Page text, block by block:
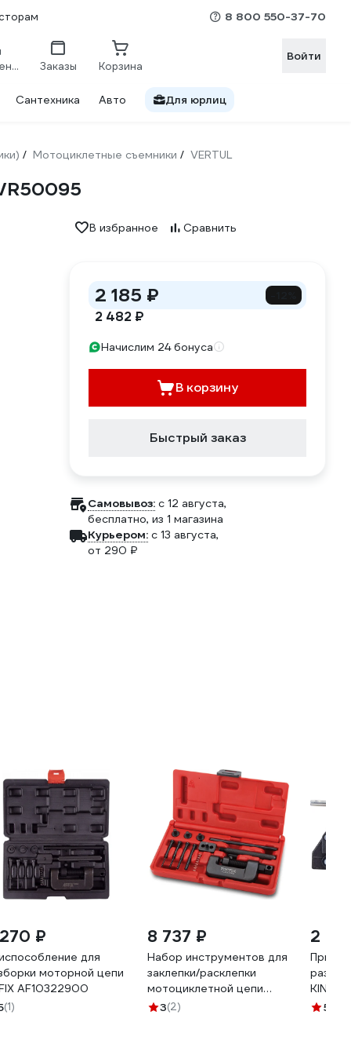
8 800 550-37-70
Сравнение Заказы Корзина
Войти
Сантехника Авто Для юрлиц
/ Мотоциклетные съемники / VERTUL
В избранное Сравнить
2 185 ₽
2 482 ₽
Начислим 24 бонуса
В корзину
Быстрый заказ
Самовывоз: c 12 августа,
бесплатно, из 1 магазина
Курьером: c 13 августа,
от 290 ₽
₽
для
моторной цепи
AF10322900
(1)
8 737 ₽
Набор инструментов для
заклепки/расклепки
мотоциклетной цепи
TOPTUL 13 предметов
3(2)
2
KING
5